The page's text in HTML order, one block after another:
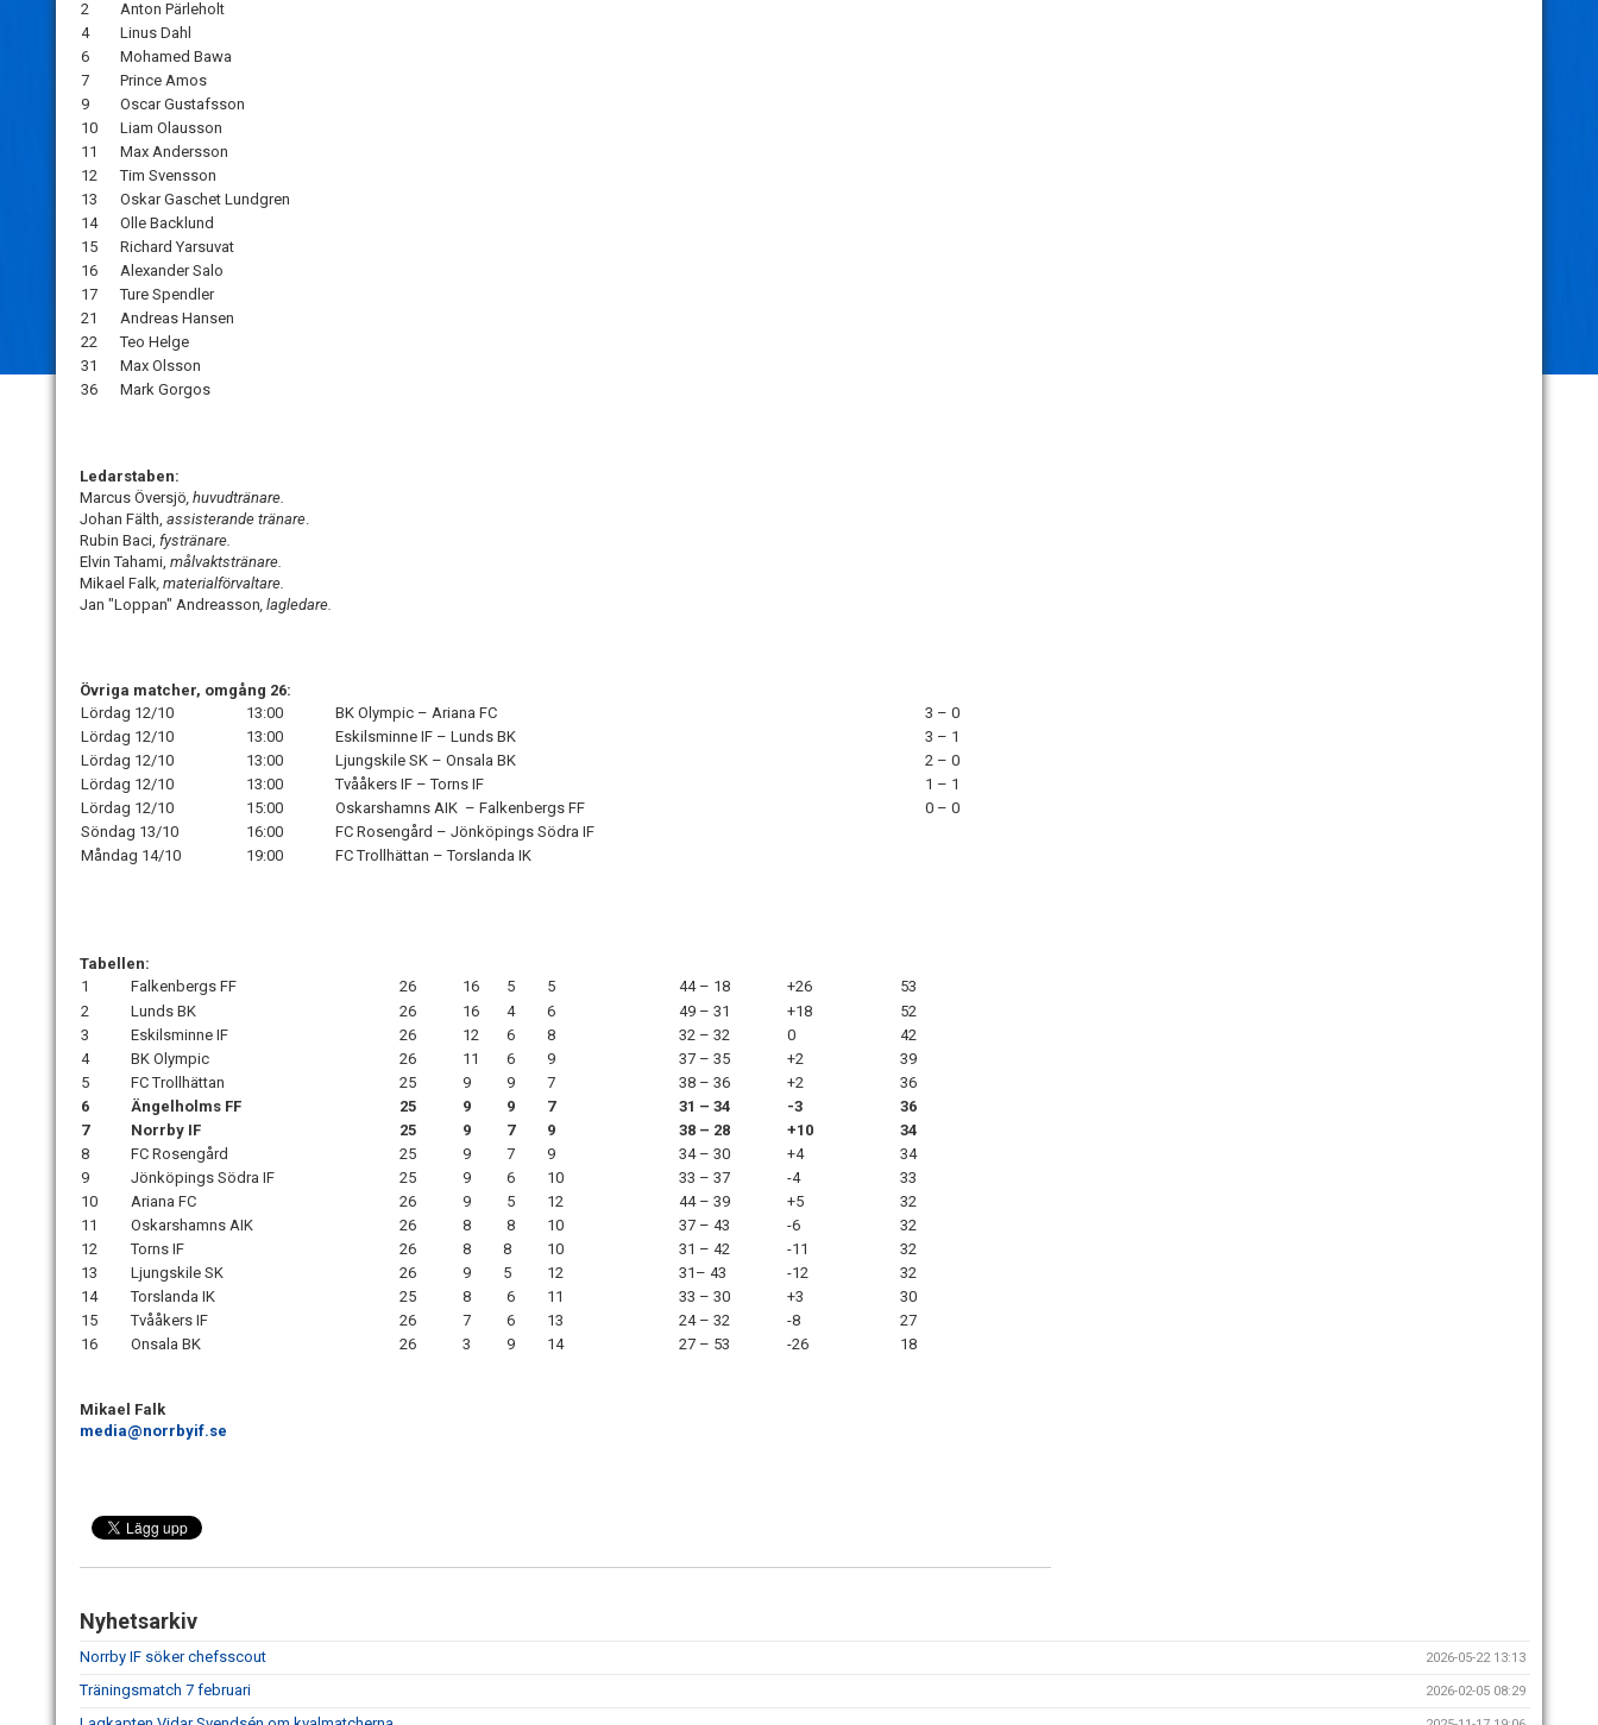
2
Anton Pärleholt
4
Linus Dahl
6
Mohamed Bawa
7
Prince Amos
9
Oscar Gustafsson
10
Liam Olausson
11
Max Andersson
12
Tim Svensson
13
Oskar Gaschet Lundgren
14
Olle Backlund
15
Richard Yarsuvat
16
Alexander Salo
17
Ture Spendler
21
Andreas Hansen
22
Teo Helge
31
Max Olsson
36
Mark Gorgos
Ledarstaben:
Marcus Översjö, huvudtränare.
Johan Fälth, assisterande tränare.
Rubin Baci, fystränare.
Elvin Tahami, målvaktstränare.
Mikael Falk, materialförvaltare.
Jan "Loppan" Andreasson, lagledare.
Övriga matcher, omgång 26:
Lördag 12/10
13:00 BK Olympic – Ariana FC
3 – 0
Lördag 12/10
13:00 Eskilsminne IF – Lunds BK
3 – 1
Lördag 12/10
13:00 Ljungskile SK – Onsala BK
2 – 0
Lördag 12/10
13:00 Tvååkers IF – Torns IF
1 – 1
Lördag 12/10
15:00 Oskarshamns AIK – Falkenbergs FF
0 – 0
Söndag 13/10
16:00
FC Rosengård – Jönköpings Södra IF
Måndag 14/10
19:00 FC Trollhättan – Torslanda IK
Tabellen:
1
Falkenbergs FF 26 16 5 5 44 – 18 +26
53
2
Lunds BK 26 16 4 6 49 – 31 +18
52
3
Eskilsminne IF 26 12 6 8 32 – 32 0
42
4
BK Olympic 26 11 6 9 37 – 35 +2
39
5
FC Trollhättan 25 9 9 7 38 – 36 +2
36
6
Ängelholms FF 25 9 9 7 31 – 34 -3
36
7
Norrby IF 25 9 7 9 38 – 28 +10
34
8
FC Rosengård 25 9 7 9 34 – 30 +4
34
9
Jönköpings Södra IF 25 9 6 10 33 – 37 -4
33
10
Ariana FC 26 9 5 12 44 – 39 +5
32
11
Oskarshamns AIK 26 8 8 10 37 – 43 -6
32
12
Torns IF 26 8 8 10 31 – 42 -11
32
13
Ljungskile SK 26 9 5 12 31– 43 -12
32
14
Torslanda IK 25 8 6 11 33 – 30 +3
30
15
Tvååkers IF 26 7 6 13 24 – 32 -8
27
16
Onsala BK 26 3 9 14 27 – 53 -26 18
Mikael Falk
media@norrbyif.se
Nyhetsarkiv
Norrby IF söker chefsscout 2026-05-22 13:13
Träningsmatch 7 februari 2026-02-05 08:29